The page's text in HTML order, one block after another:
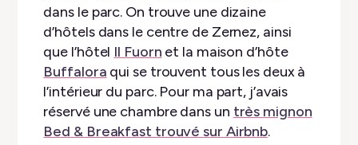
dans le parc. On trouve une dizaine
d’hôtels dans le centre de Zernez, ainsi
que l’hôtel Il Fuorn et la maison d’hôte
Buffalora qui se trouvent tous les deux à
l’intérieur du parc. Pour ma part, j’avais
réservé une chambre dans un très mignon
Bed & Breakfast trouvé sur Airbnb.